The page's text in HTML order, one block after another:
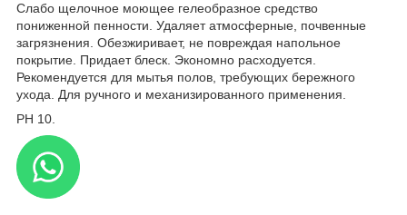
Слабо щелочное моющее гелеобразное средство
пониженной пенности. Удаляет атмосферные, почвенные
загрязнения. Обезжиривает, не повреждая напольное
покрытие. Придает блеск. Экономно расходуется.
Рекомендуется для мытья полов, требующих бережного
ухода. Для ручного и механизированного применения.
PH 10.